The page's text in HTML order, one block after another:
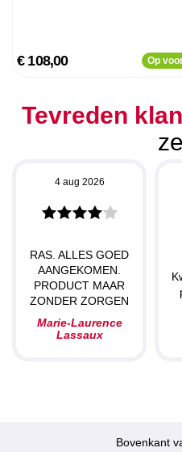
€ 108,00 Op
Tevreden
4 aug 2026
RAS. ALLES GOED
AANGEKOMEN.
PRODUCT MAAR
ZONDER ZORGEN
Marie-Laurence
Lassaux
Bovenkant